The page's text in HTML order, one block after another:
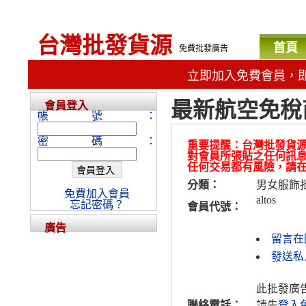
台灣批發貨源 免費批發廣告 首頁
立即加入免費會員，
最新航空免
重要提醒：台灣批發貨
對會員所張貼之任何訊
任何交易都有風險，請
分類：
男女服飾
會員代號：
altos
留言
發送私
此批發廣
會員登入
帳號：
密碼：
免費加入會員
忘記密碼？
廣告